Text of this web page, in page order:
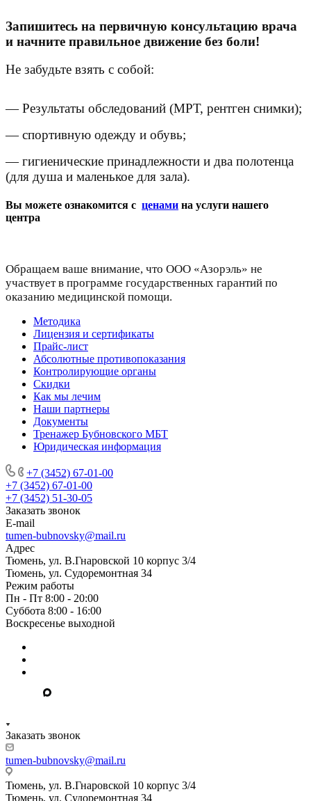
Запишитесь на первичную консультацию врача
и начните правильное движение без боли!
Не забудьте взять с собой:
— Результаты обследований (МРТ, рентген снимки);
— спортивную одежду и обувь;
— гигиенические принадлежности и два полотенца
(для душа и маленькое для зала).
Вы можете ознакомится с ценами на услуги нашего
центра
Обращаем ваше внимание, что ООО «Азорэль» не
участвует в программе государственных гарантий по
оказанию медицинской помощи.
Методика
Лицензия и сертификаты
Прайс-лист
Абсолютные противопоказания
Контролирующие органы
Скидки
Как мы лечим
Наши партнеры
Документы
Тренажер Бубновского МБТ
Юридическая информация
+7 (3452) 67-01-00
+7 (3452) 67-01-00
+7 (3452) 51-30-05
Заказать звонок
E-mail
tumen-bubnovsky@mail.ru
Адрес
Тюмень, ул. В.Гнаровской 10 корпус 3/4
Тюмень, ул. Судоремонтная 34
Режим работы
Пн - Пт 8:00 - 20:00
Суббота 8:00 - 16:00
Воскресенье выходной
Заказать звонок
tumen-bubnovsky@mail.ru
Тюмень, ул. В.Гнаровской 10 корпус 3/4
Тюмень, ул. Судоремонтная 34